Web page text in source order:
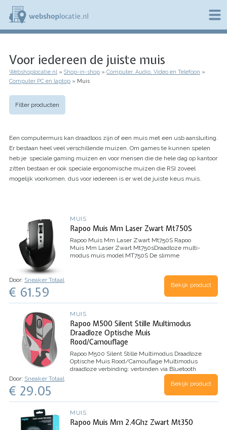
Overslaan
naar
de
b
s
h
o
t
i
e
Voor iedereen de juiste muis
Kruimelpad
Webshoplocatie.nl Shop-in-shop
Computer, Audio, Video en Telefoon
Computer PC en laptop
Muis
Filter producten
Een computermuis kan draadloos zijn of een muis met een usb aansluiting.
Er bestaan heel veel verschillende muizen. Om games te kunnen spelen
heb je speciale gaming muizen en voor mensen die de hele dag op kantoor
zitten bestaan er ook speciale ergonomische muizen die RSI zoveel
mogelijk voorkomen. dus voor iedereen is er wel de juiste keus muis.
MUIS
Rapoo Muis Mm Laser Zwart Mt750S
Rapoo Muis Mm Laser Zwart Mt750S Rapoo
Muis Mm Laser Zwart Mt750sDraadloze multi-
modus muis model MT750S De slimme
Door: Sneaker Totaal
€ 61.59 Bekijk product
MUIS
Rapoo M500 Silent Stille Multimodus
Draadloze Optische Muis
Rood/Camouflage
Rapoo M500 Silent Stille Multimodus Draadloze
Optische Muis Rood/Camouflage Multimodus
draadloze verbinding: verbinden via Bluetooth
Tot 10 m bereik & 360°
Gelijktijdig aansluiten op tot 3 apparaten
Door: Sneaker Totaal
€ 29.05 Bekijk product
MUIS
Rapoo Muis Mm 2.4Ghz Zwart Mt350